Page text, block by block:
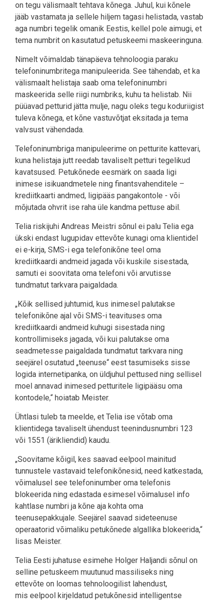
on tegu välismaalt tehtava kõnega. Juhul, kui kõnele
jääb vastamata ja sellele hiljem tagasi helistada, vastab
aga numbri tegelik omanik Eestis, kellel pole aimugi, et
tema numbrit on kasutatud petuskeemi maskeeringuna.
Nimelt võimaldab tänapäeva tehnoloogia paraku
telefoninumbritega manipuleerida. See tähendab, et ka
välismaalt helistaja saab oma telefoninumbri
maskeerida selle riigi numbriks, kuhu ta helistab. Nii
püüavad petturid jätta mulje, nagu oleks tegu koduriigist
tuleva kõnega, et kõne vastuvõtjat eksitada ja tema
valvsust vähendada.
Telefoninumbriga manipuleerime on petturite kattevari,
kuna helistaja jutt reedab tavaliselt petturi tegelikud
kavatsused. Petukõnede eesmärk on saada ligi
inimese isikuandmetele ning finantsvahenditele –
krediitkaarti andmed, ligipääs pangakontole - või
mõjutada ohvrit ise raha üle kandma pettuse abil.
Telia riskijuhi Andreas Meistri sõnul ei palu Telia ega
ükski endast lugupidav ettevõte kunagi oma klientidel
ei e-kirja, SMS-i ega telefonikõne teel oma
krediitkaardi andmeid jagada või kuskile sisestada,
samuti ei soovitata oma telefoni või arvutisse
tundmatut tarkvara paigaldada.
„Kõik sellised juhtumid, kus inimesel palutakse
telefonikõne ajal või SMS-i teavituses oma
krediitkaardi andmeid kuhugi sisestada ning
kontrollimiseks jagada, või kui palutakse oma
seadmetesse paigaldada tundmatut tarkvara ning
seejärel osutatud „teenuse“ eest tasumiseks sisse
logida internetipanka, on üldjuhul pettused ning sellisel
moel annavad inimesed petturitele ligipääsu oma
kontodele,“ hoiatab Meister.
Ühtlasi tuleb ta meelde, et Telia ise võtab oma
klientidega tavaliselt ühendust teenindusnumbri 123
või 1551 (ärikliendid) kaudu.
„Soovitame kõigil, kes saavad eelpool mainitud
tunnustele vastavaid telefonikõnesid, need katkestada,
võimalusel see telefoninumber oma telefonis
blokeerida ning edastada esimesel võimalusel info
kahtlase numbri ja kõne aja kohta oma
teenusepakkujale. Seejärel saavad sideteenuse
operaatorid võimaliku petukõnede algallika blokeerida,“
lisas Meister.
Telia Eesti juhatuse esimehe Holger Haljandi sõnul on
selline petuskeem muutunud massiliseks ning
ettevõte on loomas tehnoloogilist lahendust,
mis eelpool kirjeldatud petukõnesid intelligentse